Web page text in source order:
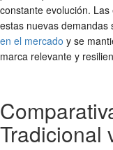
constante evolución.
estas nuevas demandas
en el mercado y se
marca relevante y
Tradicional